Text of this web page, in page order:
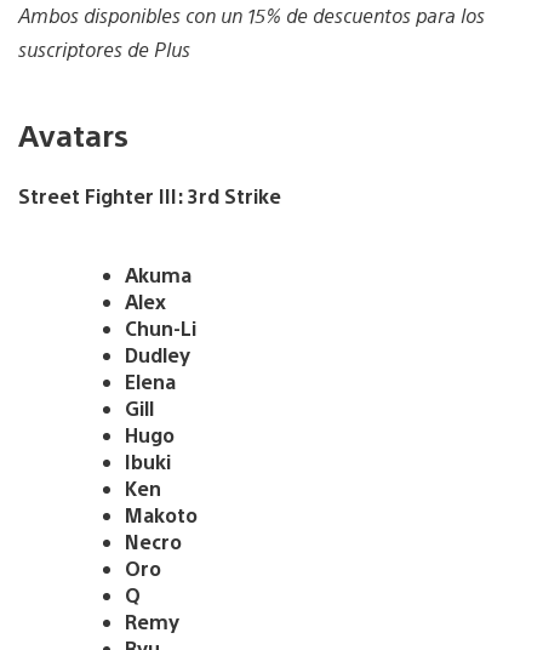
Ambos disponibles con un 15% de descuentos para los
suscriptores de Plus
Avatars
Street Fighter III: 3rd Strike
Akuma
Alex
Chun-Li
Dudley
Elena
Gill
Hugo
Ibuki
Ken
Makoto
Necro
Oro
Q
Remy